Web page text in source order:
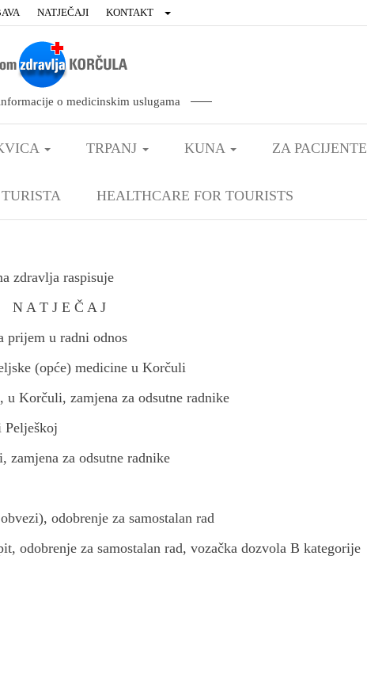
NATJEČAJI KONTAKT
o medicinskim uslugama
TRPANJ KUNA ZA PACIJENTE
HEALTHCARE FOR TOURISTS
zdravlja raspisuje
N A T J E Č A J
prijem u radni odnos
(opće) medicine u Korčuli
Korčuli, zamjena za odsutne radnike
Pelješkoj
zamjena za odsutne radnike
odobrenje za samostalan rad
odobrenje za samostalan rad, vozačka dozvola B kategorije